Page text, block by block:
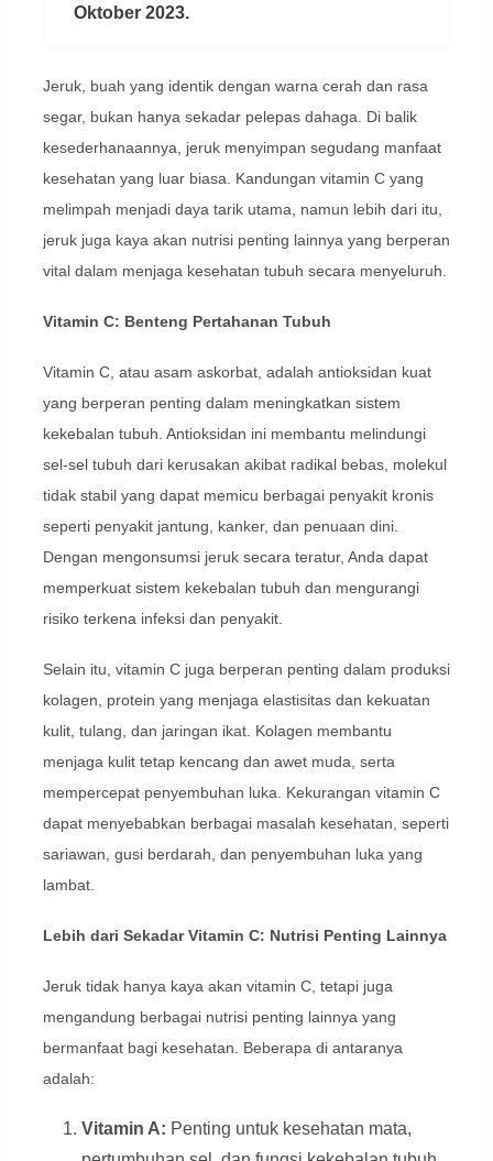
Oktober 2023.
Jeruk, buah yang identik dengan warna cerah dan rasa
segar, bukan hanya sekadar pelepas dahaga. Di balik
kesederhanaannya, jeruk menyimpan segudang manfaat
kesehatan yang luar biasa. Kandungan vitamin C yang
melimpah menjadi daya tarik utama, namun lebih dari itu,
jeruk juga kaya akan nutrisi penting lainnya yang berperan
vital dalam menjaga kesehatan tubuh secara menyeluruh.
Vitamin C: Benteng Pertahanan Tubuh
Vitamin C, atau asam askorbat, adalah antioksidan kuat
yang berperan penting dalam meningkatkan sistem
kekebalan tubuh. Antioksidan ini membantu melindungi
sel-sel tubuh dari kerusakan akibat radikal bebas, molekul
tidak stabil yang dapat memicu berbagai penyakit kronis
seperti penyakit jantung, kanker, dan penuaan dini.
Dengan mengonsumsi jeruk secara teratur, Anda dapat
memperkuat sistem kekebalan tubuh dan mengurangi
risiko terkena infeksi dan penyakit.
Selain itu, vitamin C juga berperan penting dalam produksi
kolagen, protein yang menjaga elastisitas dan kekuatan
kulit, tulang, dan jaringan ikat. Kolagen membantu
menjaga kulit tetap kencang dan awet muda, serta
mempercepat penyembuhan luka. Kekurangan vitamin C
dapat menyebabkan berbagai masalah kesehatan, seperti
sariawan, gusi berdarah, dan penyembuhan luka yang
lambat.
Lebih dari Sekadar Vitamin C: Nutrisi Penting Lainnya
Jeruk tidak hanya kaya akan vitamin C, tetapi juga
mengandung berbagai nutrisi penting lainnya yang
bermanfaat bagi kesehatan. Beberapa di antaranya
adalah:
Vitamin A: Penting untuk kesehatan mata,